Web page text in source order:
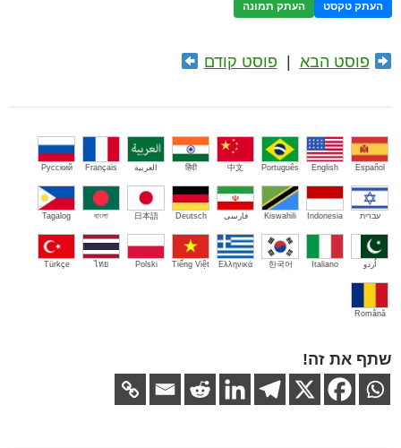
העתק טקסט העתק תמונה
פוסט הבא פוסט קודם
Español
English
Português
中文
हिंदी العربية Français
Русский
עברית Indonesia
Kiswahili فارسی Deutsch
日本語
বাংলা
Tagalog
اُردو Italiano
한국어
Ελληνικά
Tiếng Việt
Polski
ไทย
Türkçe
Română
שתף את זה!